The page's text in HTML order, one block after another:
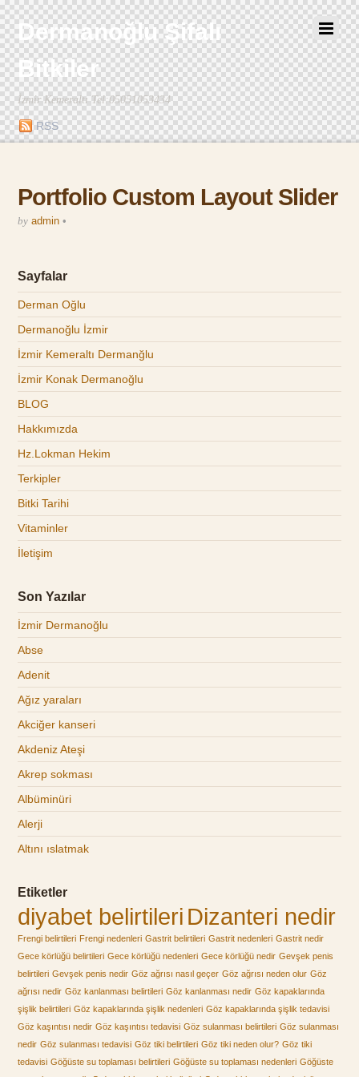
Dermanoğlu Şifalı
Bitkiler
İzmir Kemeraltı Tel:05051053434
RSS
Portfolio Custom Layout Slider
by admin •
Sayfalar
Derman Oğlu
Dermanoğlu İzmir
İzmir Kemeraltı Dermanğlu
İzmir Konak Dermanoğlu
BLOG
Hakkımızda
Hz.Lokman Hekim
Terkipler
Bitki Tarihi
Vitaminler
İletişim
Son Yazılar
İzmir Dermanoğlu
Abse
Adenit
Ağız yaraları
Akciğer kanseri
Akdeniz Ateşi
Akrep sokması
Albüminüri
Alerji
Altını ıslatmak
Etiketler
diyabet belirtileri Dizanteri nedir
Frengi belirtileri Frengi nedenleri Gastrit belirtileri Gastrit nedenleri Gastrit nedir
Gece körlüğü belirtileri Gece körlüğü nedenleri Gece körlüğü nedir Gevşek penis
belirtileri Gevşek penis nedir Göz ağrısı nasıl geçer Göz ağrısı neden olur Göz
ağrısı nedir Göz kanlanması belirtileri Göz kanlanması nedir Göz kapaklarında
şişlik belirtileri Göz kapaklarında şişlik nedenleri Göz kapaklarında şişlik tedavisi
Göz kaşıntısı nedir Göz kaşıntısı tedavisi Göz sulanması belirtileri Göz sulanması
nedir Göz sulanması tedavisi Göz tiki belirtileri Göz tiki neden olur? Göz tiki
tedavisi Göğüste su toplaması belirtileri Göğüste su toplaması nedenleri Göğüste